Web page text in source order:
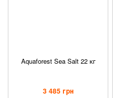
Aquaforest Sea Salt 22 кг
3 485 грн